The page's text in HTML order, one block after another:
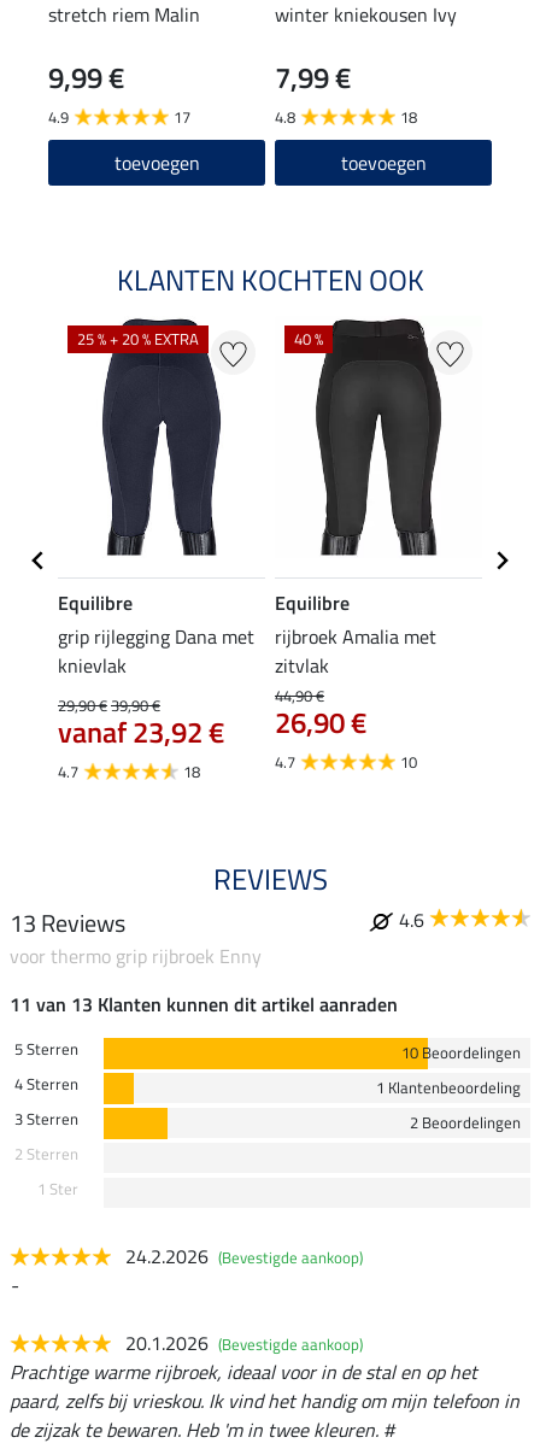
stretch riem Malin
9,99 €
4.9 17
toevoegen
winter kniekousen Ivy
7,99 €
4.8 18
toevoegen
KLANTEN KOCHTEN OOK
25 % + 20 % EXTRA
Equilibre
grip rijlegging Dana met
knievlak
29,90 €39,90 €
vanaf 23,92 €
4.7 18
40 %
Equilibre
rijbroek Amalia met
zitvlak
44,90 €
26,90 €
4.7 10
REVIEWS
13 Reviews
4.6
voor thermo grip rijbroek Enny
11 van 13 Klanten kunnen dit artikel aanraden
5 Sterren
10 Beoordelingen
4 Sterren
1 Klantenbeoordeling
3 Sterren
2 Beoordelingen
2 Sterren
1 Ster
24.2.2026 (Bevestigde aankoop)
-
20.1.2026 (Bevestigde aankoop)
Prachtige warme rijbroek, ideaal voor in de stal en op het
paard, zelfs bij vrieskou. Ik vind het handig om mijn telefoon in
de zijzak te bewaren. Heb 'm in twee kleuren. #